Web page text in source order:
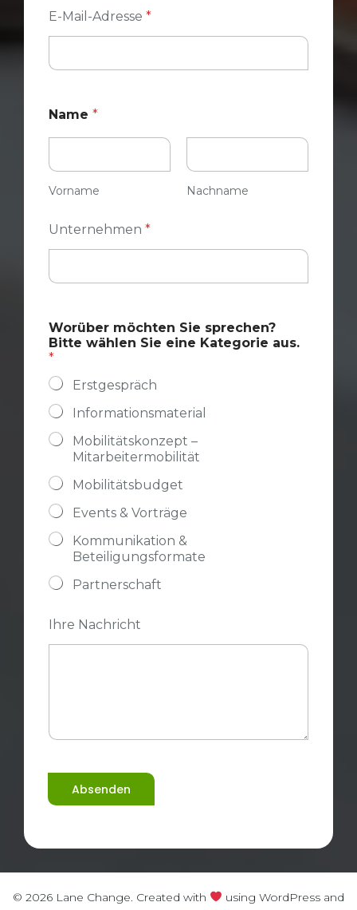
ä
b
E-Mail-Adresse *
Name *
Vorname Nachname
Unternehmen *
Worüber möchten Sie sprechen?
Bitte wählen Sie eine Kategorie aus.
*
Erstgespräch
Informationsmaterial
Mobilitätskonzept –
Mitarbeitermobilität
Mobilitätsbudget
Events & Vorträge
Kommunikation &
Beteiligungsformate
Partnerschaft
Ihre Nachricht
Absenden
© 2026 Lane Change. Created with
using WordPress and